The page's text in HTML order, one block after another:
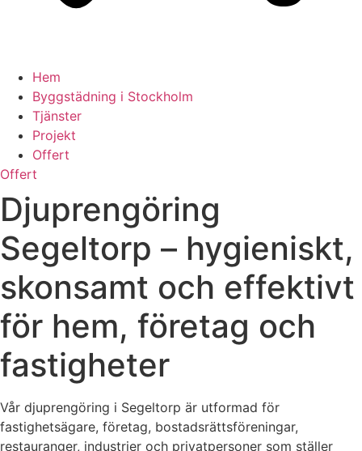
Hem
Byggstädning i Stockholm
Tjänster
Projekt
Offert
Offert
Djuprengöring
Segeltorp – hygieniskt,
skonsamt och effektivt
för hem, företag och
fastigheter
Vår djuprengöring i Segeltorp är utformad för
fastighetsägare, företag, bostadsrättsföreningar,
restauranger, industrier och privatpersoner som ställer